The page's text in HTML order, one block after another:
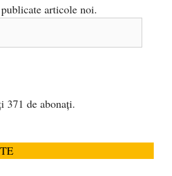
articole noi.
371 de abonați.